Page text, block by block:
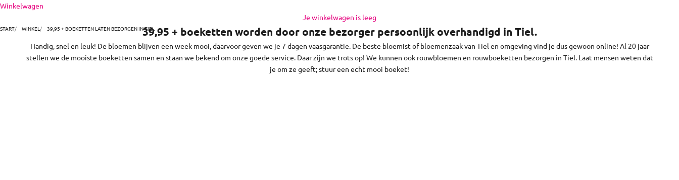
Naar inhoud
Winkelwagen
Je winkelwagen is leeg
START WINKEL 39,95 + BOEKETTEN LATEN BEZORGEN IN TIEL
niet. En zo makkelijk! Kies en bestel je boeket online. Doe dat op werkdagen vóór 13:30 uur (op zaterdag voor 11:30 uur) en je bloemen worden vandaag bezorgd in Tiel. We brengen je bloemen
in Tiel en de regio daaromheen, op zon- en feestdagen bezorgen we niet.
39,95 + boeketten worden door onze bezorger persoonlijk overhandigd in Tiel.
Handig, snel en leuk! De bloemen blijven een week mooi, daarvoor geven we je 7 dagen vaasgarantie. De beste bloemist of bloemenzaak van Tiel en omgeving vind je dus gewoon online! Al 20 jaar
stellen we de mooiste boeketten samen en staan we bekend om onze goede service. Daar zijn we trots op! We kunnen ook rouwbloemen en rouwboeketten bezorgen in Tiel. Laat mensen weten dat
je om ze geeft; stuur een echt mooi boeket!